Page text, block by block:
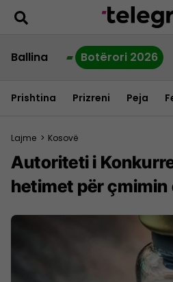
Ballina Botërori 2026
Prishtina Prizreni Peja
Lajme > Kosovë
​Autoriteti i
hetimet për çmimin